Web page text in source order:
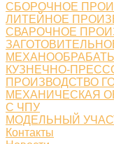
СБОРОЧНОЕ
ЛИТЕЙНОЕ
СВАРОЧНОЕ
КУЗНЕЧНО-
ПРОИЗВОДСТВО
МЕХАНИЧЕСКАЯ
С ЧПУ
МОДЕЛЬНЫЙ
Контакты